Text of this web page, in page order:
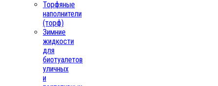
Торфяные
наполнители
(торф)
Зимние
жидкости
для
биотуалетов
уличных
и